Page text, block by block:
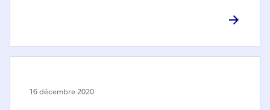
16 décembre 2020